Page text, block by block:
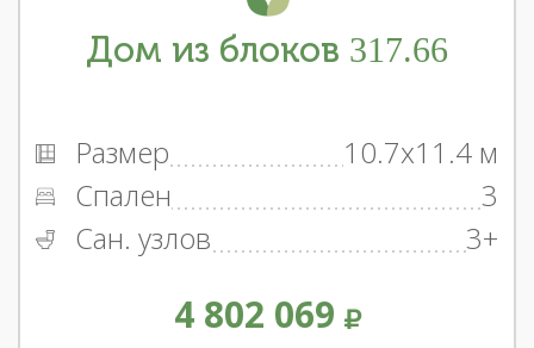
Дом из блоков 317.66
Размер
10.7x11.4 м
Спален
3
Сан. узлов
3+
4 802 069